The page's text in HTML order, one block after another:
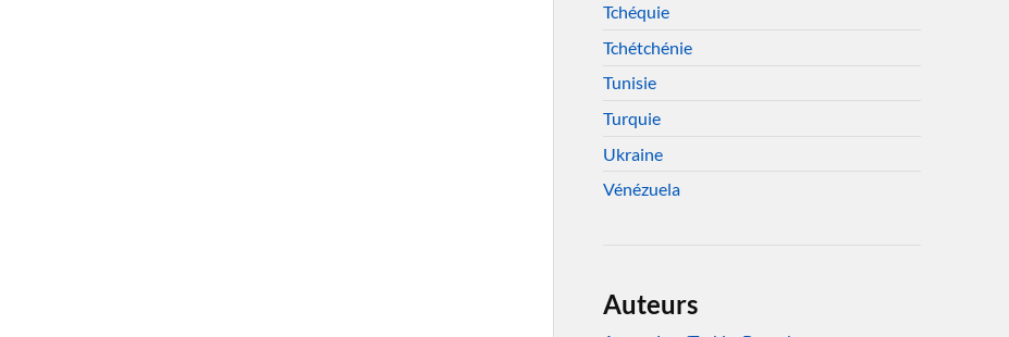
Tchéquie
Tchétchénie
Tunisie
Turquie
Ukraine
Vénézuela
Auteurs